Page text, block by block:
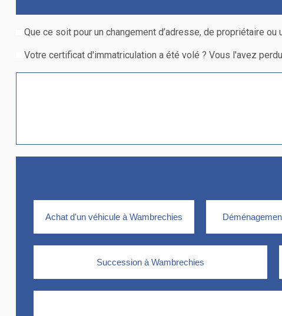
Que ce soit pour un changement d’adresse, de propriétaire ou
Votre certificat d'immatriculation a été volé ? Vous l'avez